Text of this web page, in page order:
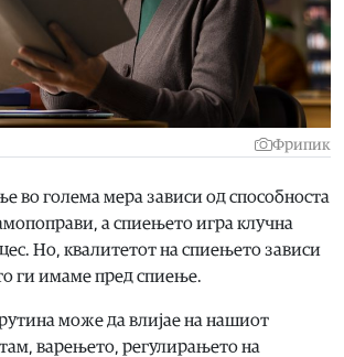
Фрипик
во голема мера зависи од способноста
а спиењето игра клучна
Но, квалитетот на спиењето зависи
ги имаме пред спиење.
може да влијае на нашиот
варењето, регулирањето на